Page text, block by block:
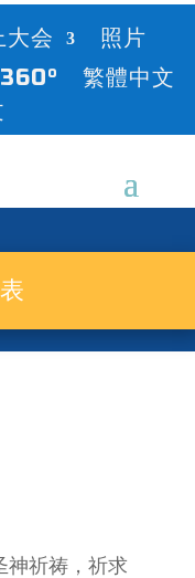
大会
照片
360°
繁體中文
神祈祷，祈求